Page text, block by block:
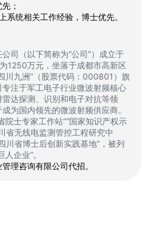
；
系统相关工作经验，博士优先。
司（以下简称为“公司”）成立于
1250万元，坐落于成都市高新区
川九洲”（股票代码：000801）旗
注于军工电子行业微波射频核心
达探测、识别和电子对抗等领
为国内领先的微波射频供应商。
院士专家工作站”“国家知识产权示
省无线电监测管控工程研究中
川省博士后创新实践基地”，被列
企业”。
理咨询有限公司代招。